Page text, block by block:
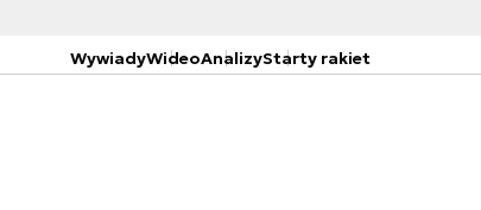
WywiadyWideoAnalizyStarty rakiet